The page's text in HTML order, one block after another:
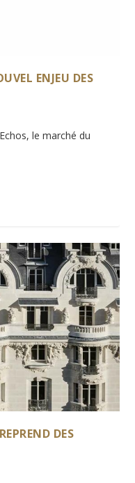
ENJEU DES
le marché du
DES